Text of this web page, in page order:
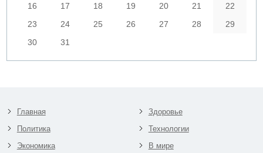
16
17 18 19 20 21
22
23
24 25 26 27 28
29
30
31
Главная
Политика
Экономика
Здоровье
Технологии
В мире